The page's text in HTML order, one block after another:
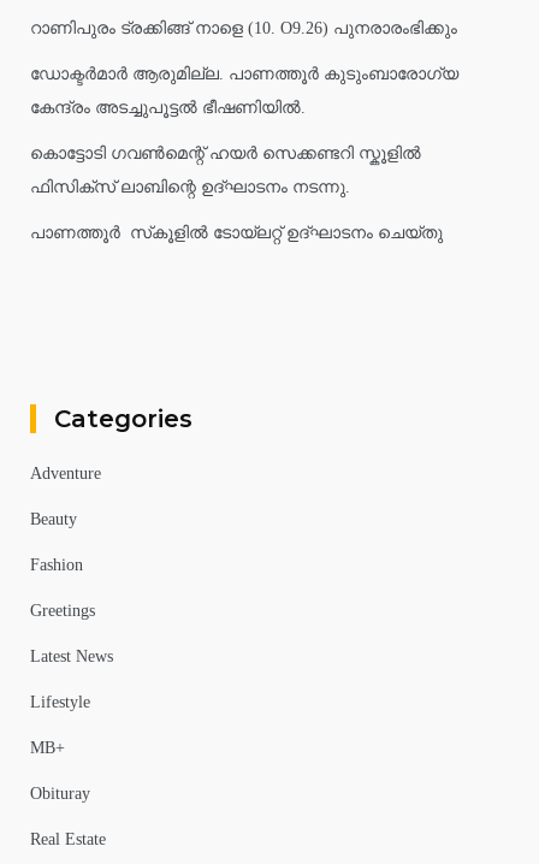
റാണിപുരം ട്രക്കിങ്ങ് നാളെ (10. O9.26) പുനരാരംഭിക്കും
ഡോക്ടർമാർ ആരുമില്ല. പാണത്തൂർ കുടുംബാരോഗ്യ
കേന്ദ്രം അടച്ചുപൂട്ടൽ ഭീഷണിയിൽ.
കൊട്ടോടി ഗവൺമെന്റ് ഹയർ സെക്കണ്ടറി സ്കൂളിൽ
ഫിസിക്സ് ലാബിന്റെ ഉദ്ഘാടനം നടന്നു.
പാണത്തൂർ സ്‌കൂളിൽ ടോയ്ലറ്റ് ഉദ്ഘാടനം ചെയ്തു
Categories
Adventure
Beauty
Fashion
Greetings
Latest News
Lifestyle
MB+
Obituray
Real Estate